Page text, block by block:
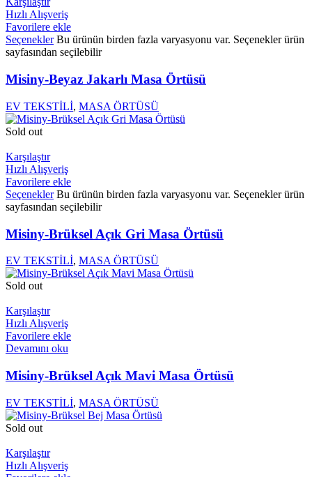
Hızlı Alışveriş
Favorilere ekle
Seçenekler Bu ürünün birden fazla varyasyonu var. Seçenekler ürün
sayfasından seçilebilir
Misiny-Beyaz Jakarlı Masa Örtüsü
EV TEKSTİLİ, MASA ÖRTÜSÜ
Sold out
Karşılaştır
Hızlı Alışveriş
Favorilere ekle
Seçenekler Bu ürünün birden fazla varyasyonu var. Seçenekler ürün
sayfasından seçilebilir
Misiny-Brüksel Açık Gri Masa Örtüsü
EV TEKSTİLİ, MASA ÖRTÜSÜ
Sold out
Karşılaştır
Hızlı Alışveriş
Favorilere ekle
Devamını oku
Misiny-Brüksel Açık Mavi Masa Örtüsü
EV TEKSTİLİ, MASA ÖRTÜSÜ
Sold out
Karşılaştır
Hızlı Alışveriş